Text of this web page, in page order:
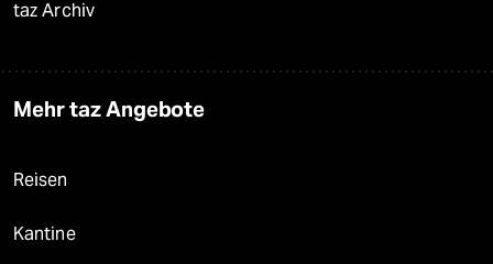
taz Archiv
Mehr taz Angebote
Reisen
Kantine